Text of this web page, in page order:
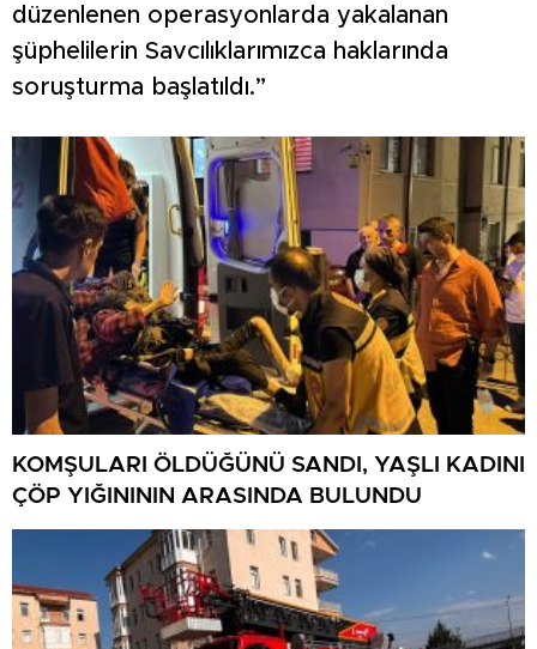
düzenlenen operasyonlarda yakalanan
şüphelilerin Savcılıklarımızca haklarında
soruşturma başlatıldı.”
KOMŞULARI ÖLDÜĞÜNÜ SANDI, YAŞLI KADINI
ÇÖP YIĞINININ ARASINDA BULUNDU